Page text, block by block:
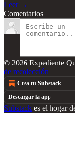
Leer →
Comentarios
© 2026 Expediente
de recolección
Crea tu Substack
Descargar la app
Substack es el hogar